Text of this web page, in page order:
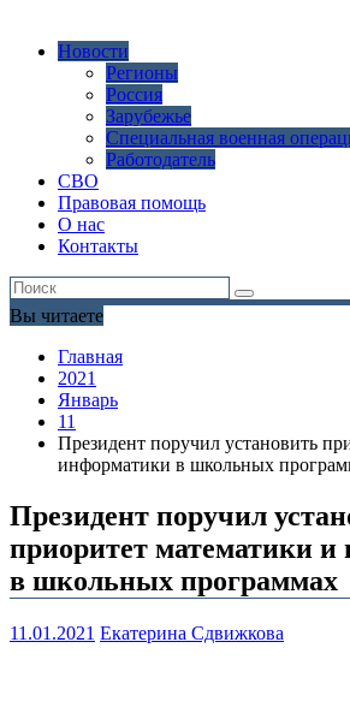
Новости
Регионы
Россия
Зарубежье
Специальная военная
Работодатель
СВО
Правовая помощь
О нас
Контакты
Вы читаете
Главная
2021
Январь
11
Президент поручил установить
информатики в школьных
Президент поручил
приоритет математики
в школьных программах
11.01.2021 Екатерина Сдвижкова